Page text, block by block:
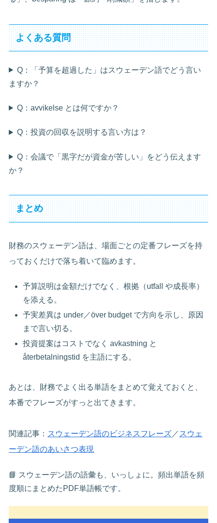
よくある質問
Q：「予算を超過した」はスウェーデン語でどう言い
ますか？
Q：avvikelse とは何ですか？
Q：投資の回収を説明する言い方は？
Q：会議で「黒字だが資金が苦しい」をどう伝えます
か？
まとめ
財務のスウェーデン語は、場面ごとの定番フレーズを持
っておくだけで落ち着いて臨めます。
予算説明は金額だけでなく、根拠（utfall や成長率）
を添える。
予実差異は under／över budget で方向を示し、原因
まで言い切る。
投資提案はコストでなく avkastning と
återbetalningstid を主語にする。
あとは、財務でよく出る単語をまとめて覚えておくと、
本番でフレーズがすっと出てきます。
関連記事： スウェーデン語のビジネスフレーズ ／ スウェ
ーデン語のあいさつ表現
📘 スウェーデン語の語彙も、いっしょに。頻出単語を頻
度順にまとめたPDF単語帳です。